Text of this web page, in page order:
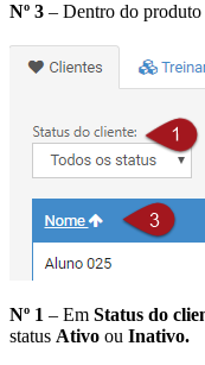
Nº 3 – Dentro do produto
Nº 1 – Em Status do
status Ativo ou Inativo.